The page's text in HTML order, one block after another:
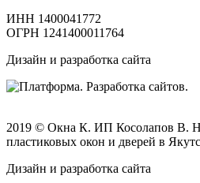
ИНН 1400041772
ОГРН 1241400011764
Дизайн и разработка сайта
2019 © Окна К. ИП Косолапов В. Н
пластиковых окон и дверей в
Дизайн и разработка сайта